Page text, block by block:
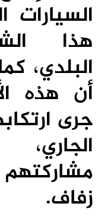
هذا
البلدي،
أن هذه
زفاف.